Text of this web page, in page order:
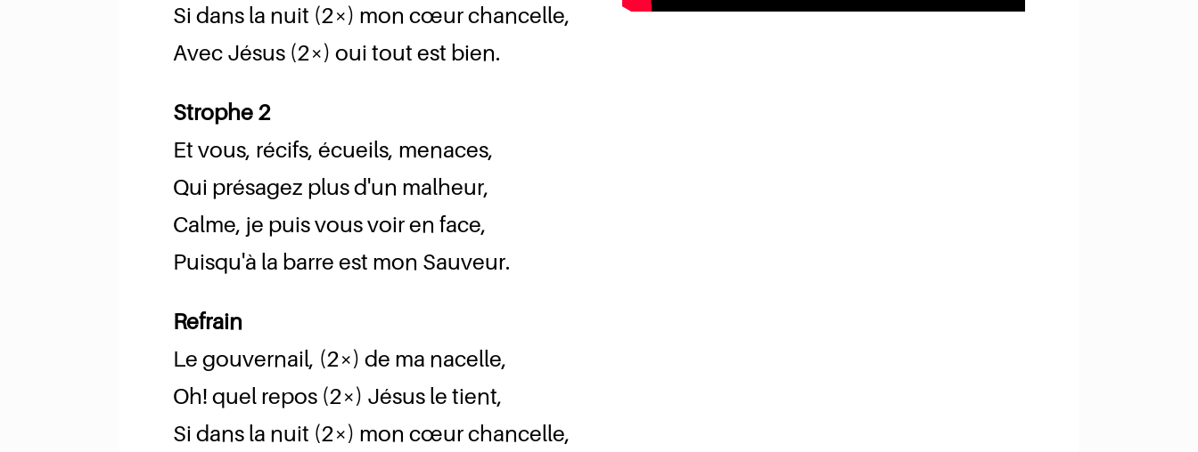
Si dans la nuit (2×) mon cœur chancelle,
Avec Jésus (2×) oui tout est bien.
Strophe 2
Et vous, récifs, écueils, menaces,
Qui présagez plus d'un malheur,
Calme, je puis vous voir en face,
Puisqu'à la barre est mon Sauveur.
Refrain
Le gouvernail, (2×) de ma nacelle,
Oh! quel repos (2×) Jésus le tient,
Si dans la nuit (2×) mon cœur chancelle,